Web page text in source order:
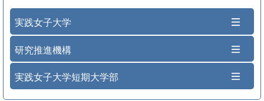
実践女子大学
研究推進機構
実践女子大学短期大学部